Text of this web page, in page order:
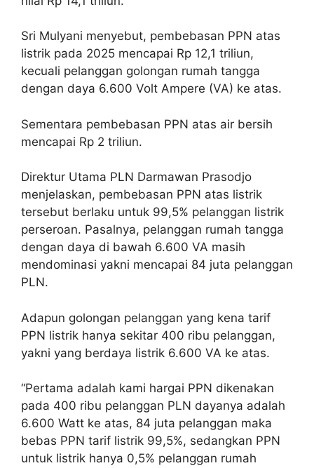
Sri Mulyani menyebut, pembebasan PPN atas
listrik pada 2025 mencapai Rp 12,1 triliun,
kecuali pelanggan golongan rumah tangga
dengan daya 6.600 Volt Ampere (VA) ke atas.
Sementara pembebasan PPN atas air bersih
mencapai Rp 2 triliun.
Direktur Utama PLN Darmawan Prasodjo
menjelaskan, pembebasan PPN atas listrik
tersebut berlaku untuk 99,5% pelanggan listrik
perseroan. Pasalnya, pelanggan rumah tangga
dengan daya di bawah 6.600 VA masih
mendominasi yakni mencapai 84 juta pelanggan
PLN.
Adapun golongan pelanggan yang kena tarif
PPN listrik hanya sekitar 400 ribu pelanggan,
yakni yang berdaya listrik 6.600 VA ke atas.
“Pertama adalah kami hargai PPN dikenakan
pada 400 ribu pelanggan PLN dayanya adalah
6.600 Watt ke atas, 84 juta pelanggan maka
bebas PPN tarif listrik 99,5%, sedangkan PPN
untuk listrik hanya 0,5% pelanggan rumah